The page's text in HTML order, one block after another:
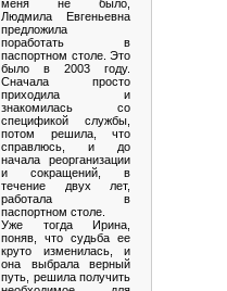
меня не было,
Людмила Евгеньевна
предложила
поработать в
паспортном столе. Это
было в 2003 году.
Сначала просто
приходила и
знакомилась со
спецификой службы,
потом решила, что
справлюсь, и до
начала реорганизации
и сокращений, в
течение двух лет,
работала в
паспортном столе.
Уже тогда Ирина,
поняв, что судьба ее
круто изменилась, и
она выбрала верный
путь, решила получить